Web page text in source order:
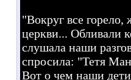
"Вокруг все
церкви... Обливали
слушала наши
спросила: "Тетя
Вот о чем наши